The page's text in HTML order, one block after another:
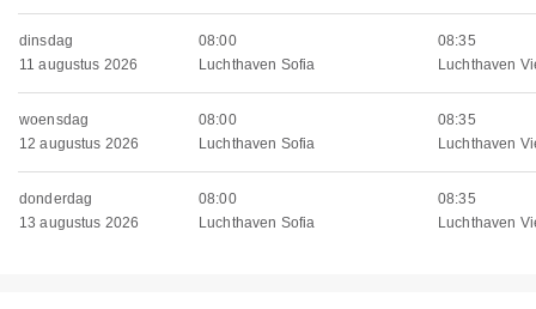
dinsdag
11 augustus 2026
08:00
Luchthaven Sofia
08:35
Luchthaven
woensdag
12 augustus 2026
08:00
Luchthaven Sofia
08:35
Luchthaven
donderdag
13 augustus 2026
08:00
Luchthaven Sofia
08:35
Luchthaven